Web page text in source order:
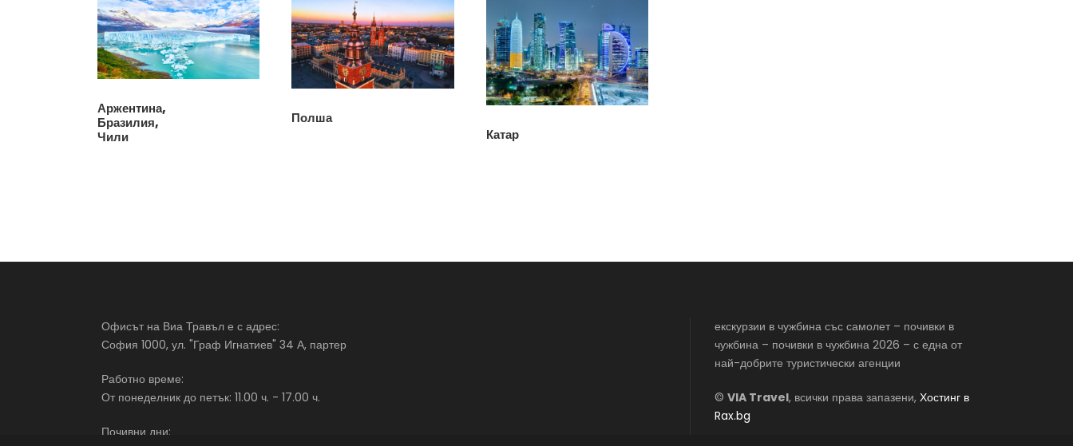
Аржентина,
Бразилия,
Чили
Полша
Катар
Офисът на Виа Травъл е с адрес:
София 1000, ул. "Граф Игнатиев" 34 А, партер
Работно време:
От понеделник до петък: 11.00 ч. - 17.00 ч.
Почивни дни:
екскурзии в чужбина със самолет – почивки в
чужбина – почивки в чужбина 2026 – с една от
най-добрите туристически агенции
© VIA Travel, всички права запазени, Хостинг в
Rax.bg